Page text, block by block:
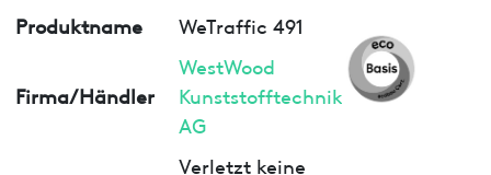
Produktname WeTraffic 491
Firma/Händler
WestWood
Kunststofftechnik
AG
Verletzt keine